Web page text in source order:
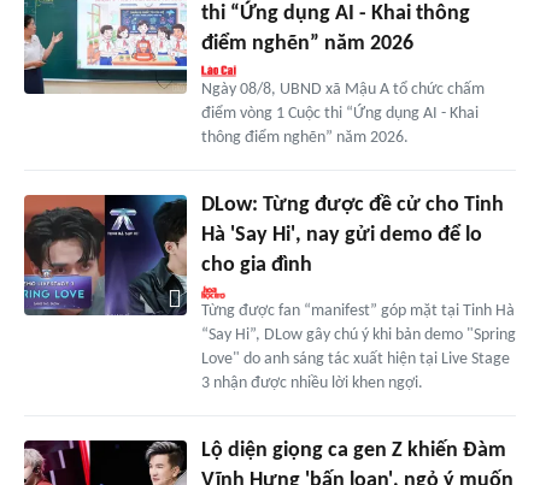
thi “Ứng dụng AI - Khai thông
điểm nghẽn” năm 2026
Ngày 08/8, UBND xã Mậu A tổ chức chấm
điểm vòng 1 Cuộc thi “Ứng dụng AI - Khai
thông điểm nghẽn” năm 2026.
DLow: Từng được đề cử cho Tinh
Hà 'Say Hi', nay gửi demo để lo
cho gia đình
Từng được fan “manifest” góp mặt tại Tinh Hà
“Say Hi”, DLow gây chú ý khi bản demo "Spring
Love" do anh sáng tác xuất hiện tại Live Stage
3 nhận được nhiều lời khen ngợi.
Lộ diện giọng ca gen Z khiến Đàm
Vĩnh Hưng 'bấn loạn', ngỏ ý muốn